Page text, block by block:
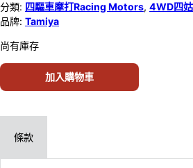
分類: 四驅車摩打Racing Motors, 4WD四
品牌: Tamiya
尚有庫存
加入購物車
條款